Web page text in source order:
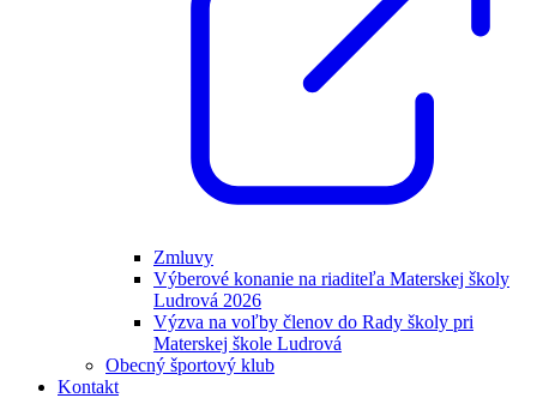
Zmluvy
Výberové konanie na riaditeľa Materskej školy
Ludrová 2026
Výzva na voľby členov do Rady školy pri
Materskej škole Ludrová
Obecný športový klub
Kontakt